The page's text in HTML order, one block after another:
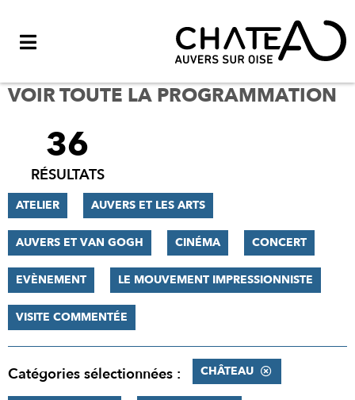
VOIR TOUTE LA PROGRAMMATION
FILTRER
RÉSULTATS
36
RÉSULTATS
ATELIER AUVERS ET LES ARTS
AUVERS ET VAN GOGH CINÉMA CONCERT
EVÈNEMENT LE MOUVEMENT IMPRESSIONNISTE
VISITE COMMENTÉE
Catégories sélectionnées : CHÂTEAU